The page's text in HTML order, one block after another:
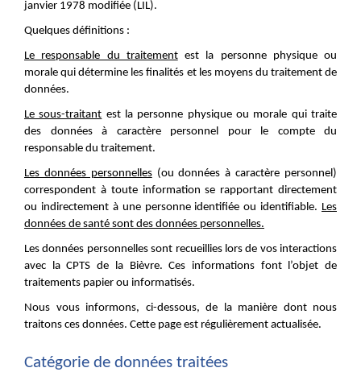
janvier 1978 modifiée (LIL).
Quelques définitions :
Le responsable du traitementest la personne physique ou
morale qui détermine les finalités et les moyens du traitement de
données.
Le sous-traitant est la personne physique ou morale qui traite
des données à caractère personnel pour le compte du
responsable du traitement.
Les données personnelles(ou données à caractère personnel)
correspondent à toute information se rapportant directement
ou indirectement à une personne identifiée ou identifiable. Les
données de santé sont des données personnelles.
Les données personnelles sont recueillies lors de vos interactions
avec la CPTS de la Bièvre. Ces informations font l’objet de
traitements papier ou informatisés.
Nous vous informons, ci-dessous, de la manière dont nous
traitons ces données. Cette page est régulièrement actualisée.
Catégorie de données traitées